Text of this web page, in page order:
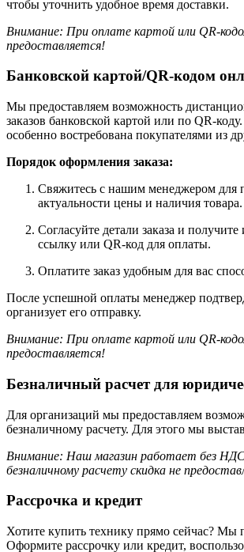
чтобы уточнить удобное время доставки.
Внимание: При оплате картой или QR-
предоставляется!
Банковской картой/QR-кодом
Мы предоставляем возможность
заказов банковской картой или по QR-
особенно востребована покупателями из
Порядок оформления заказа:
Свяжитесь с нашим менеджером для
актуальности цены и наличия товара.
Согласуйте детали заказа и
ссылку или QR-код для оплаты.
Оплатите заказ удобным для вас
После успешной оплаты менеджер
организует его отправку.
Внимание: При оплате картой или QR-
предоставляется!
Безналичный расчет для
Для организаций мы предоставляем
безналичному расчету. Для этого мы
Внимание: Наш магазин работает без
безналичному расчету скидка не
Рассрочка и кредит
Хотите купить технику прямо сейчас? Мы
Оформите рассрочку или кредит,